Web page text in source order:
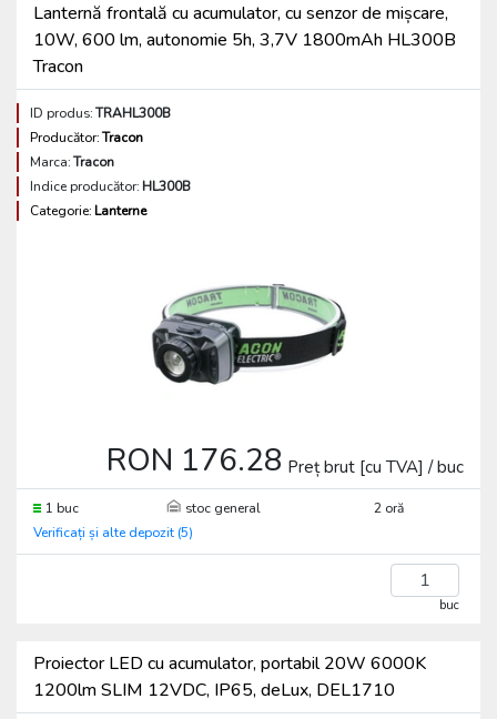
Lanternă frontală cu acumulator, cu senzor de mișcare,
10W, 600 lm, autonomie 5h, 3,7V 1800mAh HL300B
Tracon
ID produs:TRAHL300B
Producător:Tracon
Marca:Tracon
Indice producător:HL300B
Categorie:Lanterne
RON 176.28 Preț brut [cu TVA] / buc
1 buc stoc general
2 oră
Verificați și alte depozit (5)
buc
Proiector LED cu acumulator, portabil 20W 6000K
1200lm SLIM 12VDC, IP65, deLux, DEL1710